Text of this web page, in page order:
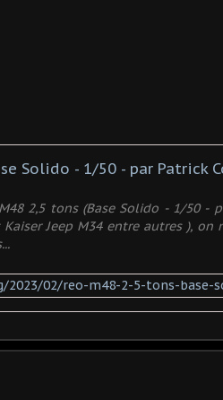
Solido - 1/50 - par Patrick
2,5 tons (Base Solido - 1/50 -
Kaiser Jeep M34 entre autres ), on